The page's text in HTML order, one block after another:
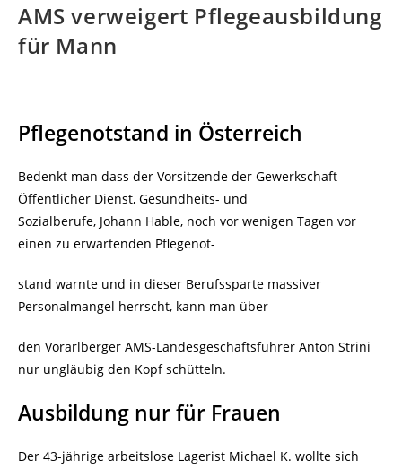
AMS verweigert Pflegeausbildung
für Mann
Pflegenotstand in Österreich
Bedenkt man dass der Vorsitzende der Gewerkschaft
Öffentlicher Dienst, Gesundheits- und
Sozialberufe, Johann Hable, noch vor wenigen Tagen vor
einen zu erwartenden Pflegenot-
stand warnte und in dieser Berufssparte massiver
Personalmangel herrscht, kann man über
den Vorarlberger AMS-Landesgeschäftsführer Anton Strini
nur ungläubig den Kopf schütteln.
Ausbildung nur für Frauen
Der 43-jährige arbeitslose Lagerist Michael K. wollte sich